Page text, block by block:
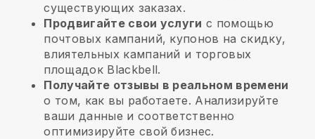
существующих заказах.
Продвигайте свои услуги с помощью
почтовых кампаний, купонов на скидку,
влиятельных кампаний и торговых
площадок Blackbell.
Получайте отзывы в реальном времени
о том, как вы работаете. Анализируйте
ваши данные и соответственно
оптимизируйте свой бизнес.